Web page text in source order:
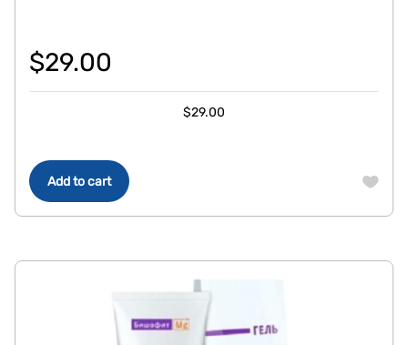
Add to cart
$29.00
$29.00